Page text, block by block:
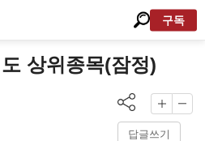
구독
상위종목(잠정)
답글쓰기